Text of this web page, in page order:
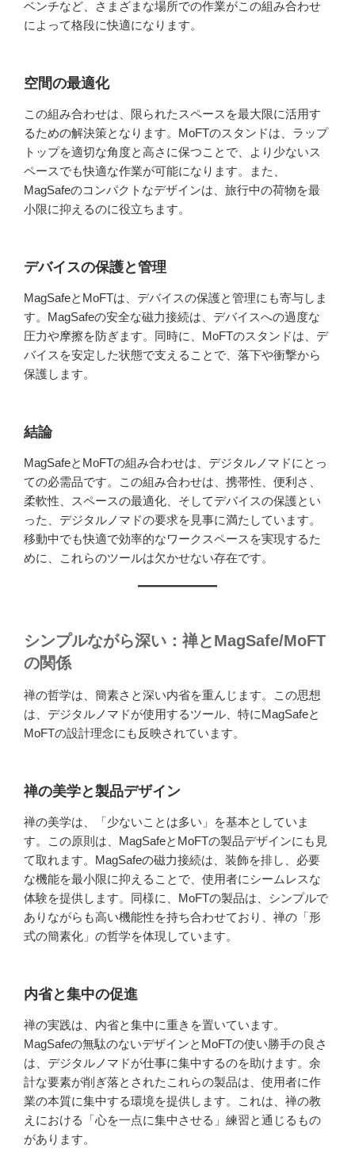
ベンチなど、さまざまな場所での作業がこの組み合わせ
によって格段に快適になります。
空間の最適化
この組み合わせは、限られたスペースを最大限に活用す
るための解決策となります。MoFTのスタンドは、ラップ
トップを適切な角度と高さに保つことで、より少ないス
ペースでも快適な作業が可能になります。また、
MagSafeのコンパクトなデザインは、旅行中の荷物を最
小限に抑えるのに役立ちます。
デバイスの保護と管理
MagSafeとMoFTは、デバイスの保護と管理にも寄与しま
す。MagSafeの安全な磁力接続は、デバイスへの過度な
圧力や摩擦を防ぎます。同時に、MoFTのスタンドは、デ
バイスを安定した状態で支えることで、落下や衝撃から
保護します。
結論
MagSafeとMoFTの組み合わせは、デジタルノマドにとっ
ての必需品です。この組み合わせは、携帯性、便利さ、
柔軟性、スペースの最適化、そしてデバイスの保護とい
った、デジタルノマドの要求を見事に満たしています。
移動中でも快適で効率的なワークスペースを実現するた
めに、これらのツールは欠かせない存在です。
シンプルながら深い：禅とMagSafe/MoFT
の関係
禅の哲学は、簡素さと深い内省を重んじます。この思想
は、デジタルノマドが使用するツール、特にMagSafeと
MoFTの設計理念にも反映されています。
禅の美学と製品デザイン
禅の美学は、「少ないことは多い」を基本としていま
す。この原則は、MagSafeとMoFTの製品デザインにも見
て取れます。MagSafeの磁力接続は、装飾を排し、必要
な機能を最小限に抑えることで、使用者にシームレスな
体験を提供します。同様に、MoFTの製品は、シンプルで
ありながらも高い機能性を持ち合わせており、禅の「形
式の簡素化」の哲学を体現しています。
内省と集中の促進
禅の実践は、内省と集中に重きを置いています。
MagSafeの無駄のないデザインとMoFTの使い勝手の良さ
は、デジタルノマドが仕事に集中するのを助けます。余
計な要素が削ぎ落とされたこれらの製品は、使用者に作
業の本質に集中する環境を提供します。これは、禅の教
えにおける「心を一点に集中させる」練習と通じるもの
があります。